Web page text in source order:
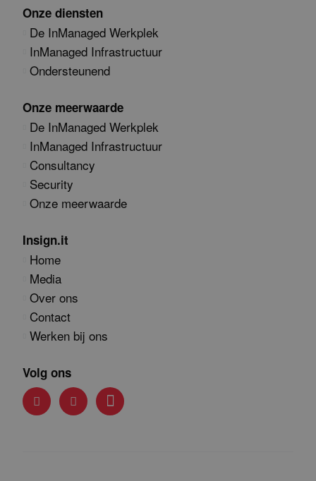
Onze diensten
De InManaged Werkplek
InManaged Infrastructuur
Ondersteunend
Onze meerwaarde
De InManaged Werkplek
InManaged Infrastructuur
Consultancy
Security
Onze meerwaarde
Insign.it
Home
Media
Over ons
Contact
Werken bij ons
Volg ons